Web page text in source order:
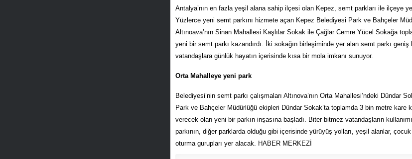
Antalya’nın en fazla yeşil alana sahip ilçesi olan Kepez, semt parkları ile ilçeye
Yüzlerce yeni semt parkını hizmete açan Kepez Belediyesi Park ve Bahçeler
Altınoava’nın Sinan Mahallesi Kaşlılar Sokak ile Çağlar Cemre Yücel Sokağa
yeni bir semt parkı kazandırdı. İki sokağın birleşiminde yer alan semt parkı geniş
vatandaşlara günlük hayatın içerisinde kısa bir mola imkanı sunuyor.
Orta Mahalleye yeni park
Belediyesi’nin semt parkı çalışmaları Altınova’nın Orta Mahallesi’ndeki Dündar
Park ve Bahçeler Müdürlüğü ekipleri Dündar Sokak’ta toplamda 3 bin metre kare
verecek olan yeni bir parkın inşasına başladı. Biter bitmez vatandaşların
parkının, diğer parklarda olduğu gibi içerisinde yürüyüş yolları, yeşil alanlar,
oturma gurupları yer alacak. HABER MERKEZİ